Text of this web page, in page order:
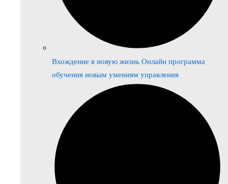
Вхождение в новую жизнь Онлайн программа
обучения новым умениям управления